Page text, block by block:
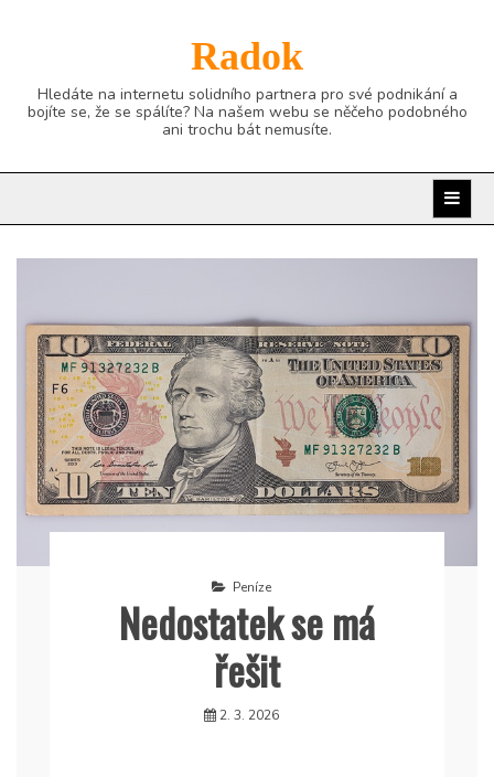
Radok
Hledáte na internetu solidního partnera pro své podnikání a
bojíte se, že se spálíte? Na našem webu se něčeho podobného
ani trochu bát nemusíte.
Peníze
Nedostatek se má
řešit
2. 3. 2026